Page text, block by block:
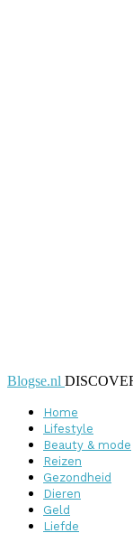
Blogse.nl
Home
Lifestyle
Beauty & mode
Reizen
Gezondheid
Dieren
Geld
Liefde